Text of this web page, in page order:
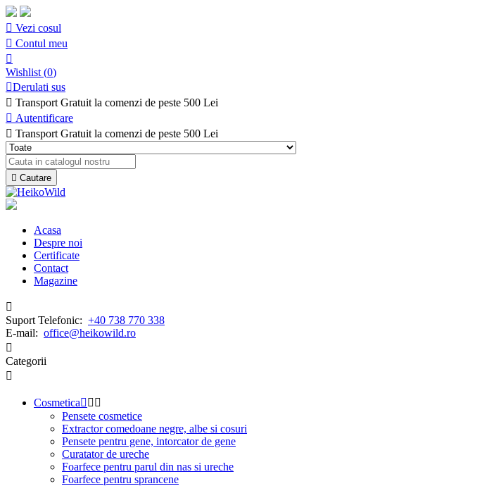
 Vezi cosul
 Contul meu

Wishlist (0)
Derulati sus
 Transport Gratuit la comenzi de peste 500 Lei
 Autentificare
 Transport Gratuit la comenzi de peste 500 Lei
 Cautare
Acasa
Despre noi
Certificate
Contact
Magazine

Suport Telefonic: +40 738 770 338
E-mail: office@heikowild.ro

Categorii

Cosmetica  
Pensete cosmetice
Extractor comedoane negre, albe si cosuri
Pensete pentru gene, intorcator de gene
Curatator de ureche
Foarfece pentru parul din nas si ureche
Foarfece pentru sprancene